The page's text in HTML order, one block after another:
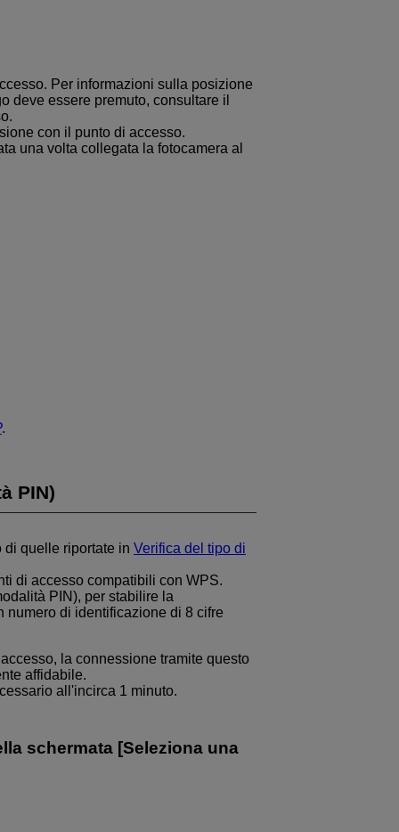
Per informazioni sulla posizione
deve essere premuto, consultare il
con il punto di accesso.
una volta collegata la fotocamera al
.
PIN)
quelle riportate in Verifica del tipo di
di accesso compatibili con WPS.
PIN), per stabilire la
numero di identificazione di 8 cifre
la connessione tramite questo
affidabile.
all'incirca 1 minuto.
schermata [Seleziona una